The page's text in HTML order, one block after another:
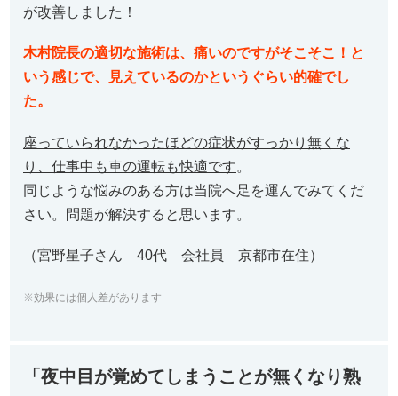
が改善しました！
木村院長の適切な施術は、痛いのですがそこそこ！と
いう感じで、見えているのかというぐらい的確でし
た。
座っていられなかったほどの症状がすっかり無くな
り、仕事中も車の運転も快適です。
同じような悩みのある方は当院へ足を運んでみてくだ
さい。問題が解決すると思います。
（宮野星子さん 40代 会社員 京都市在住）
※効果には個人差があります
「夜中目が覚めてしまうことが無くなり熟